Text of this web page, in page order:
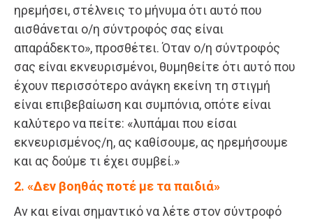
ηρεμήσει, στέλνεις το μήνυμα ότι αυτό που
αισθάνεται ο/η σύντροφός σας είναι
απαράδεκτο», προσθέτει. Όταν ο/η σύντροφός
σας είναι εκνευρισμένοι, θυμηθείτε ότι αυτό που
έχουν περισσότερο ανάγκη εκείνη τη στιγμή
είναι επιβεβαίωση και συμπόνια, οπότε είναι
καλύτερο να πείτε: «λυπάμαι που είσαι
εκνευρισμένος/η, ας καθίσουμε, ας ηρεμήσουμε
και ας δούμε τι έχει συμβεί.»
2. «Δεν βοηθάς ποτέ με τα παιδιά»
Αν και είναι σημαντικό να λέτε στον σύντροφό